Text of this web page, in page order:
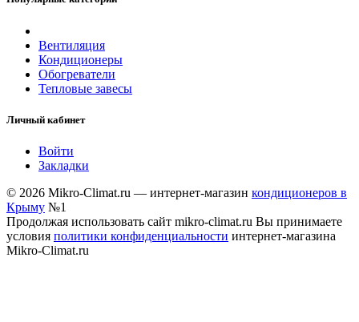
Вентиляция
Кондиционеры
Обогреватели
Тепловые завесы
Личный кабинет
Войти
Закладки
© 2026 Mikro-Climat.ru — интернет-магазин кондиционеров в
Крыму №1
Продолжая использовать сайт mikro-climat.ru Вы принимаете
условия политики конфиденциальности интернет-магазина
Mikro-Climat.ru